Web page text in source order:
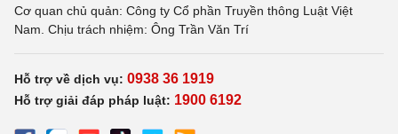
Cơ quan chủ quản: Công ty Cổ phần Truyền thông Luật Việt
Nam. Chịu trách nhiệm: Ông Trần Văn Trí
Hỗ trợ về dịch vụ: 0938 36 1919
Hỗ trợ giải đáp pháp luật: 1900 6192